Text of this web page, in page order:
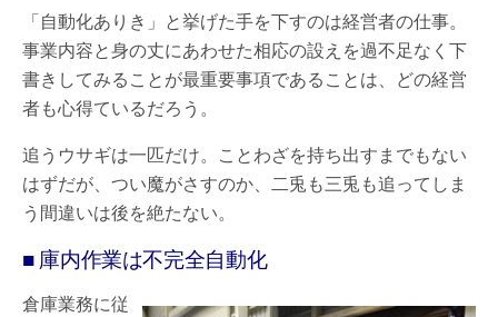
「自動化ありき」と挙げた手を下すのは経営者の仕事。
事業内容と身の丈にあわせた相応の設えを過不足なく下
書きしてみることが最重要事項であることは、どの経営
者も心得ているだろう。
追うウサギは一匹だけ。ことわざを持ち出すまでもない
はずだが、つい魔がさすのか、二兎も三兎も追ってしま
う間違いは後を絶たない。
■ 庫内作業は不完全自動化
倉庫業務に従